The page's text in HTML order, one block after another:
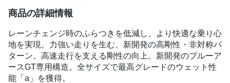
商品の詳細情報
レーンチェンジ時のふらつきを低減し、より快適な乗り心
地を実現。力強い走りを生む、新開発の高剛性・非対称パ
ターン。高速走行を支える剛性の向上。新開発のブルーア
ースGT専用構造。全サイズで最高グレードのウェット性
能「a」を獲得。